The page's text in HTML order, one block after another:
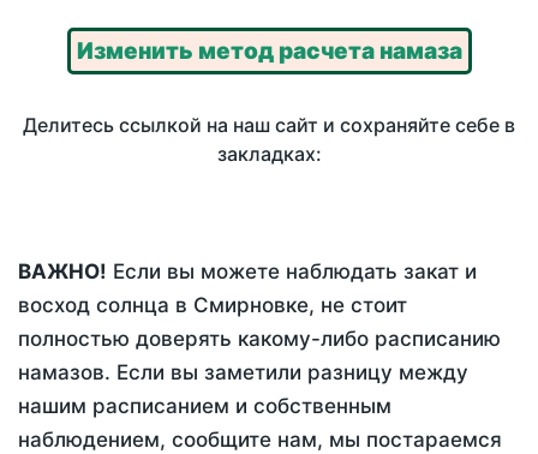
Изменить метод расчета намаза
Делитесь ссылкой на наш сайт и сохраняйте себе в
закладках:
ВАЖНО! Если вы можете наблюдать закат и
восход солнца в Смирновке, не стоит
полностью доверять какому-либо расписанию
намазов. Если вы заметили разницу между
нашим расписанием и собственным
наблюдением, сообщите нам, мы постараемся